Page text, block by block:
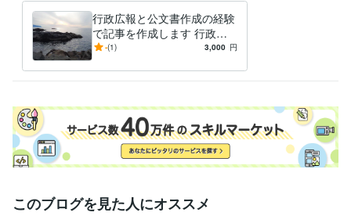
職歴
オフィス・イコアン 2021年6月 ~ 現在
ビジネス・クリエイティブツール
Excel:25年Google スプレッドシート:3年Word:25年
文章の校正:25年
得意分野
ライティング・翻訳 文章作成と校正。通知文や手紙の校正など。
行政広報と公文書作成の経験
で記事を作成します 行政広
報と公文書作成の経験で記事
-(1) 3,000 円
このブログを見た人にオススメ